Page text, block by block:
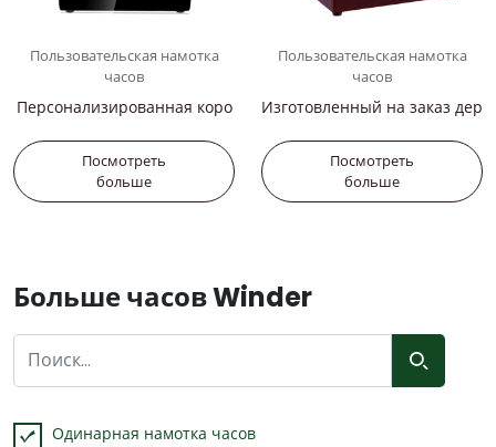
Пользовательская намотка
часов
Персонализированная коро
Посмотреть
больше
Пользовательская намотка
часов
Изготовленный на заказ дер
ов
Посмотреть
больше
Больше часов Winder
Одинарная намотка часов